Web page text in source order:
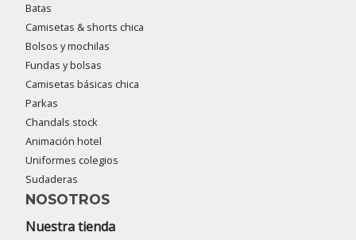
Batas
Camisetas & shorts chica
Bolsos y mochilas
Fundas y bolsas
Camisetas básicas chica
Parkas
Chandals stock
Animación hotel
Uniformes colegios
Sudaderas
NOSOTROS
Nuestra tienda